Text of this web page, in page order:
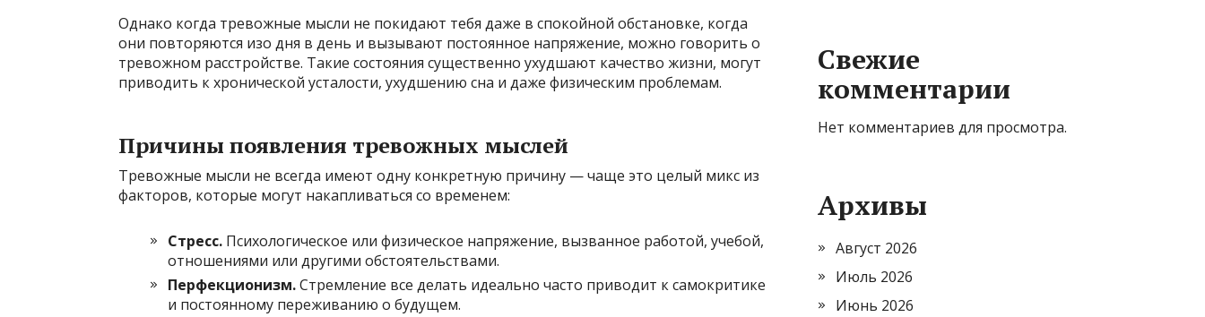
Однако когда тревожные мысли не покидают тебя даже в спокойной обстановке, когда
они повторяются изо дня в день и вызывают постоянное напряжение, можно говорить о
тревожном расстройстве. Такие состояния существенно ухудшают качество жизни, могут
приводить к хронической усталости, ухудшению сна и даже физическим проблемам.
Причины появления тревожных мыслей
Тревожные мысли не всегда имеют одну конкретную причину — чаще это целый микс из
факторов, которые могут накапливаться со временем:
Стресс. Психологическое или физическое напряжение, вызванное работой, учебой,
отношениями или другими обстоятельствами.
Перфекционизм.Стремление все делать идеально часто приводит к самокритике
и постоянному переживанию о будущем.
Свежие
комментарии
Нет комментариев для просмотра.
Архивы
Август 2026
Июль 2026
Июнь 2026